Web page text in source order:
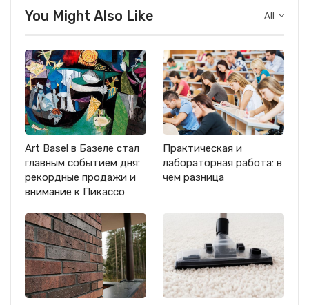
All
You Might Also Like
Art Basel в Базеле стал
главным событием дня:
рекордные продажи и
внимание к Пикассо
Практическая и
лабораторная работа: в
чем разница